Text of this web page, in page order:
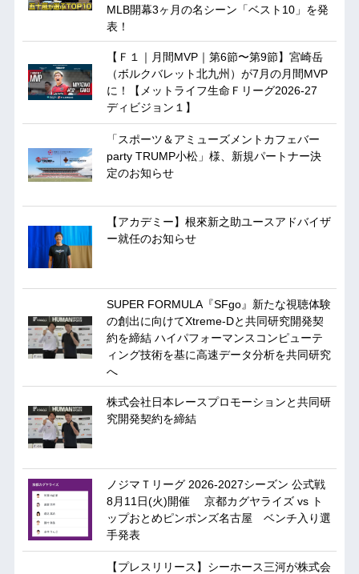
MLB開幕3ヶ月の名シーン「ベスト10」を発
表！
【Ｆ１｜月間MVP｜第6節〜第9節】宮崎岳
（ボルクバレット北九州）が7月の月間MVP
に！【メットライフ生命Ｆリーグ2026-27
ディビジョン１】
「スポーツ＆アミューズメントカフェバー
party TRUMP小松」様、新規パートナー決
定のお知らせ
【アカデミー】根來新之助ユースアドバイザ
ー就任のお知らせ
SUPER FORMULA『SFgo』新たな視聴体験
の創出に向けてXtreme-Dと共同研究開発契
約を締結 ハイパフォーマンスコンピューテ
ィング技術を基に⾼速データ分析を共同研究
へ
株式会社日本レースプロモーションと共同研
究開発契約を締結
ノジマＴリーグ 2026-2027シーズン 公式戦
8月11日(火)開催 京都カグヤライズ vs ト
ップおとめピンポンズ名古屋 ベンチ入り選
手発表
【プレスリリース】シーホース三河が株式会